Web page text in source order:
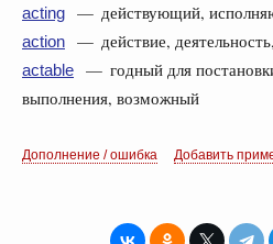
acting — действующий,
action — действие,
actable
— годный для
выполнения, возможный
Дополнение / ошибка Добавить